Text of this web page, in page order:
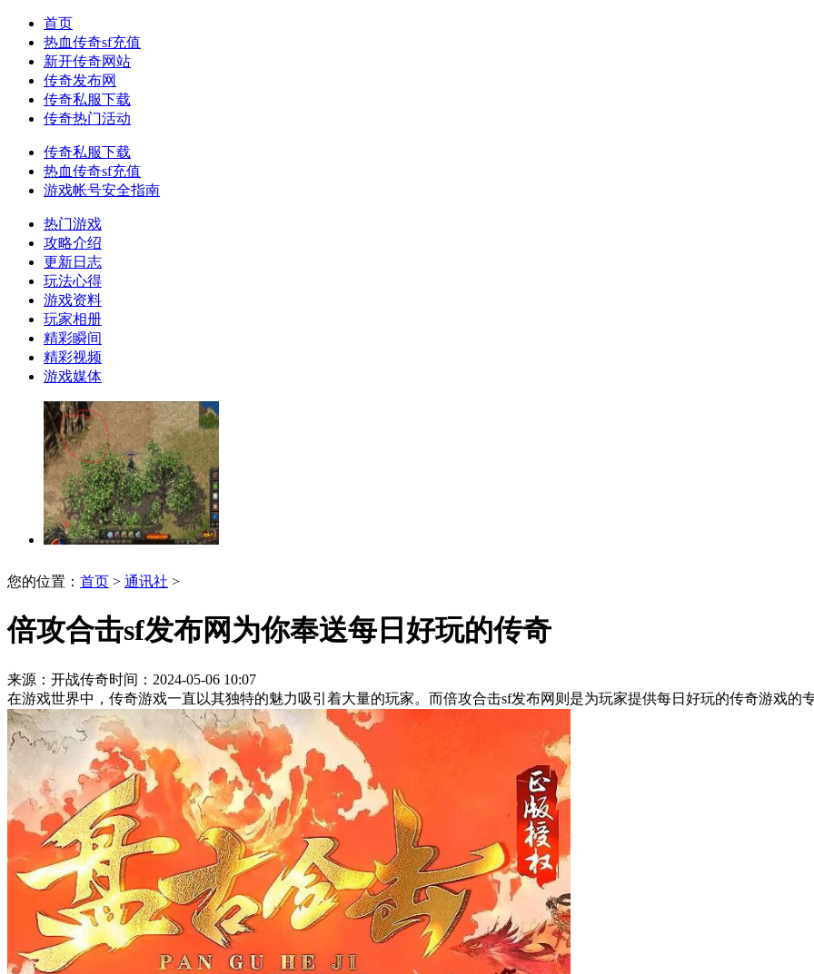
首页
热血传奇sf充值
新开传奇网站
传奇发布网
传奇私服下载
传奇热门活动
传奇私服下载
热血传奇sf充值
游戏帐号安全指南
热门游戏
攻略介绍
更新日志
玩法心得
游戏资料
玩家相册
精彩瞬间
精彩视频
游戏媒体
您的位置： 首页 > 通讯社 >
倍攻合击sf发布网为你奉送每日好玩的传奇
来源：开战传奇时间：2024-05-06 10:07
在游戏世界中，传奇游戏一直以其独特的魅力吸引着大量的玩家。而倍攻合击sf发布网则是为玩家提供每日好玩的传奇游戏的专